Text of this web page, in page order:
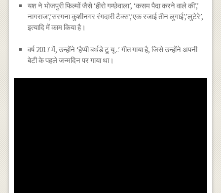
यश ने भोजपुरी फिल्मों जैसे ‘हीरो गम्छेवाला’, ‘कसम पैदा करने वाले की’,’
नागराज’,’सरगना कुशीनगर रंगदारी टैक्स’,’एक रजाई तीन लुगाई’,’लुटेरे’,
इत्यादि में काम किया है।
वर्ष 2017 में, उन्होंने ‘हैप्पी बर्थडे टू यू ..’ गीत गाया है, जिसे उन्होंने अपनी
बेटी के पहले जन्मदिन पर गाया था।